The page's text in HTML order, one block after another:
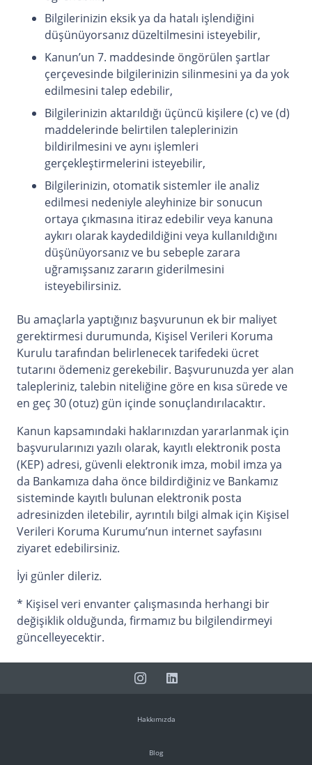
Bilgilerinizin eksik ya da hatalı işlendiğini
düşünüyorsanız düzeltilmesini isteyebilir,
Kanun’un 7. maddesinde öngörülen şartlar
çerçevesinde bilgilerinizin silinmesini ya da yok
edilmesini talep edebilir,
Bilgilerinizin aktarıldığı üçüncü kişilere (c) ve (d)
maddelerinde belirtilen taleplerinizin
bildirilmesini ve aynı işlemleri
gerçekleştirmelerini isteyebilir,
Bilgilerinizin, otomatik sistemler ile analiz
edilmesi nedeniyle aleyhinize bir sonucun
ortaya çıkmasına itiraz edebilir veya kanuna
aykırı olarak kaydedildiğini veya kullanıldığını
düşünüyorsanız ve bu sebeple zarara
uğramışsanız zararın giderilmesini
isteyebilirsiniz.
Bu amaçlarla yaptığınız başvurunun ek bir maliyet
gerektirmesi durumunda, Kişisel Verileri Koruma
Kurulu tarafından belirlenecek tarifedeki ücret
tutarını ödemeniz gerekebilir. Başvurunuzda yer alan
talepleriniz, talebin niteliğine göre en kısa sürede ve
en geç 30 (otuz) gün içinde sonuçlandırılacaktır.
Kanun kapsamındaki haklarınızdan yararlanmak için
başvurularınızı yazılı olarak, kayıtlı elektronik posta
(KEP) adresi, güvenli elektronik imza, mobil imza ya
da Bankamıza daha önce bildirdiğiniz ve Bankamız
sisteminde kayıtlı bulunan elektronik posta
adresinizden iletebilir, ayrıntılı bilgi almak için Kişisel
Verileri Koruma Kurumu’nun internet sayfasını
ziyaret edebilirsiniz.
İyi günler dileriz.
* Kişisel veri envanter çalışmasında herhangi bir
değişiklik olduğunda, firmamız bu bilgilendirmeyi
güncelleyecektir.
Hakkımızda
Blog